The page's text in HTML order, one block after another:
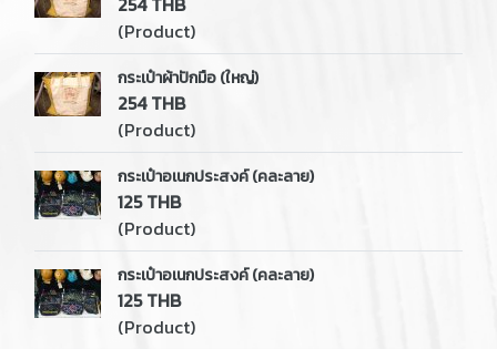
(Product)
กระเป๋าผ้าปักมือ (ใหญ่)
254 THB
(Product)
กระเป๋าอเนกประสงค์ (คละลาย)
125 THB
(Product)
กระเป๋าอเนกประสงค์ (คละลาย)
125 THB
(Product)